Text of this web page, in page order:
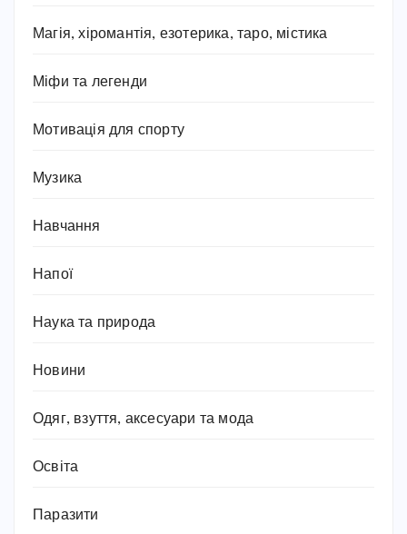
Магія, хіромантія, езотерика, таро, містика
Міфи та легенди
Мотивація для спорту
Музика
Навчання
Напої
Наука та природа
Новини
Одяг, взуття, аксесуари та мода
Освіта
Паразити